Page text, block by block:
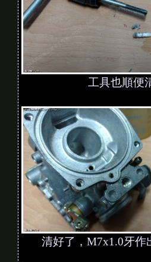
工具也順便
清好了，M7x1.0牙作